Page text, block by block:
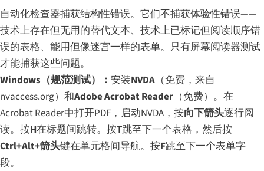
自动化检查器捕获结构性错误。它们不捕获体验性错误——
技术上存在但无用的替代文本、技术上已标记但阅读顺序错
误的表格、能用但像迷宫一样的表单。只有屏幕阅读器测试
才能捕获这些问题。
Windows（规范测试）： 安装NVDA （免费，来自
nvaccess.org）和Adobe Acrobat Reader （免费）。在
Acrobat Reader中打开PDF，启动NVDA，按向下箭头逐行阅
读。按H在标题间跳转。按T跳至下一个表格，然后按
Ctrl+Alt+箭头键在单元格间导航。按F跳至下一个表单字
段。